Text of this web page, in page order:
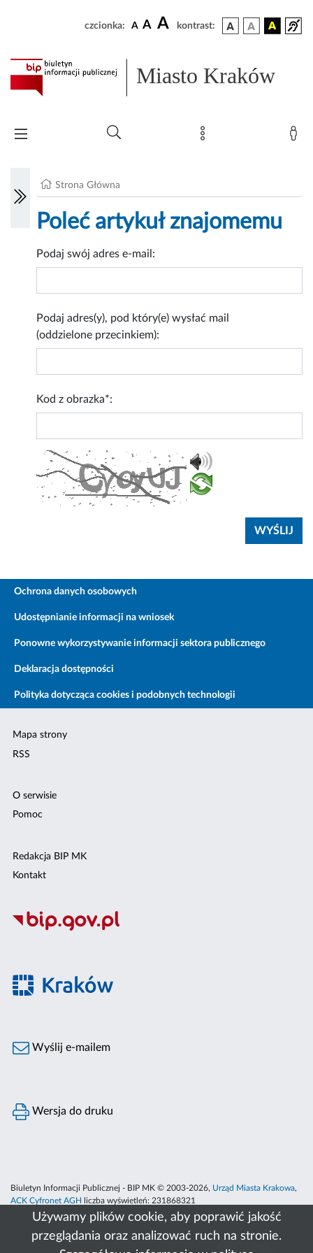
Używamy plików cookie, aby poprawić jakość
przeglądania oraz analizować ruch na stronie.
czcionka: A A A kontrast:
Miasto Kraków
Strona Główna
Poleć artykuł znajomemu
Podaj swój adres e-mail:
Podaj adres(y), pod który(e) wysłać mail
(oddzielone przecinkiem):
Kod z obrazka*:
Ochrona danych osobowych
Udostępnianie informacji na wniosek
Ponowne wykorzystywanie informacji sektora publicznego
Deklaracja dostępności
Polityka dotycząca cookies i podobnych technologii
Mapa strony
RSS
O serwisie
Pomoc
Redakcja BIP MK
Kontakt
Wyślij e-mailem
Wersja do druku
Biuletyn Informacji Publicznej - BIP MK © 2003-2026, Urząd Miasta Krakowa,
ACK Cyfronet AGH
liczba wyświetleń: 231868321